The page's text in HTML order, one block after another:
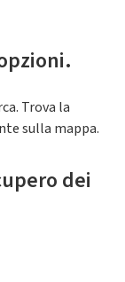
Trova la
sulla mappa.
dei